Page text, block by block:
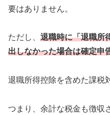
要はありません。
ただし、 退職時に「退職所
出しなかった場合は確定申
退職所得控除を含めた課税
つまり、余計な税金も徴収